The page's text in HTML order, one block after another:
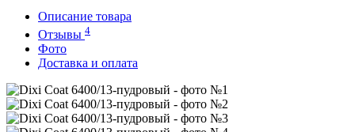
Описание товара
Отзывы 4
Фото
Доставка и оплата